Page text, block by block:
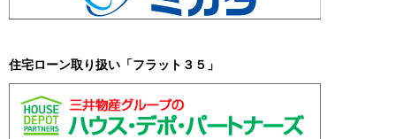
住宅ローン取り扱い「フラット３５」